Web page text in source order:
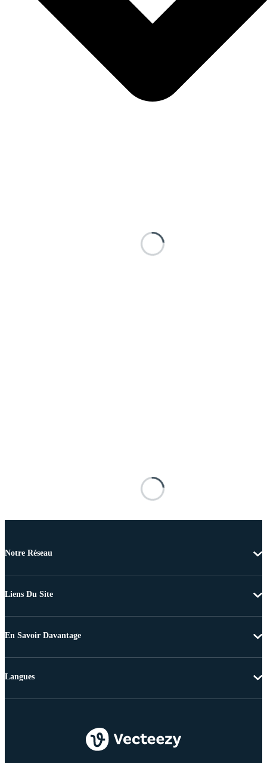
Notre Réseau
Liens Du Site
En Savoir Davantage
Langues